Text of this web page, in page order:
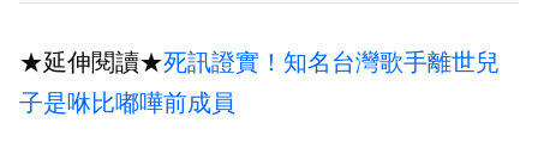
★延伸閱讀★死訊證實！知名台灣歌手離世兒
子是咻比嘟嘩前成員